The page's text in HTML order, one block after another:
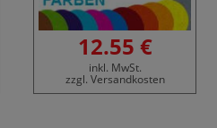
12.55 €
inkl. MwSt.
zzgl. Versandkosten